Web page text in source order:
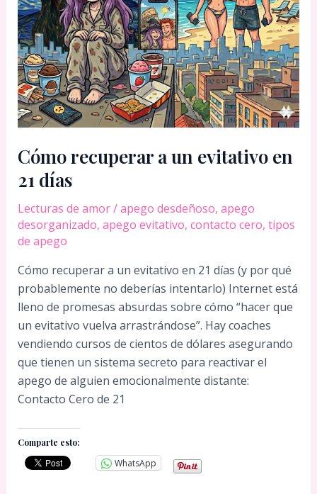
Cómo recuperar a un evitativo en
21 días
Lecturas de amor/apego desdeñoso, apego
desorganizado, apego evitativo, contacto cero, tipos
de apego
Cómo recuperar a un evitativo en 21 días (y por qué
probablemente no deberías intentarlo) Internet está
lleno de promesas absurdas sobre cómo “hacer que
un evitativo vuelva arrastrándose”. Hay coaches
vendiendo cursos de cientos de dólares asegurando
que tienen un sistema secreto para reactivar el
apego de alguien emocionalmente distante:
Contacto Cero de 21
Comparte esto:
WhatsApp